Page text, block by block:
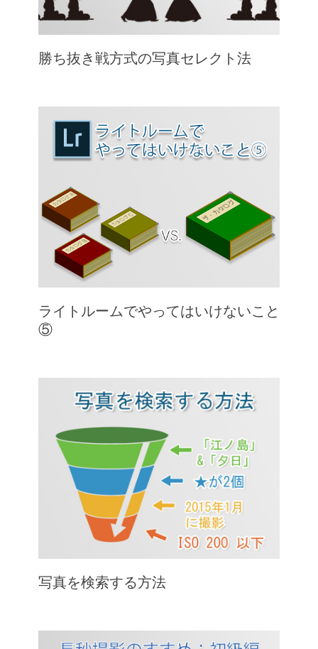
勝ち抜き戦方式の写真セレクト法
ライトルームでやってはいけないこと
⑤
写真を検索する方法